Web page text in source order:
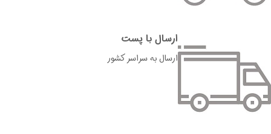
ارسال با پست
ارسال به سراسر کشور